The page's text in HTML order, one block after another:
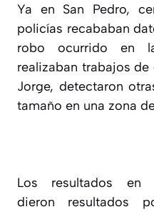
Ya en San Pedro,
policías recababan
robo ocurrido en
realizaban trabajos
Jorge, detectaron
tamaño en una zona
Los resultados en
dieron resultados